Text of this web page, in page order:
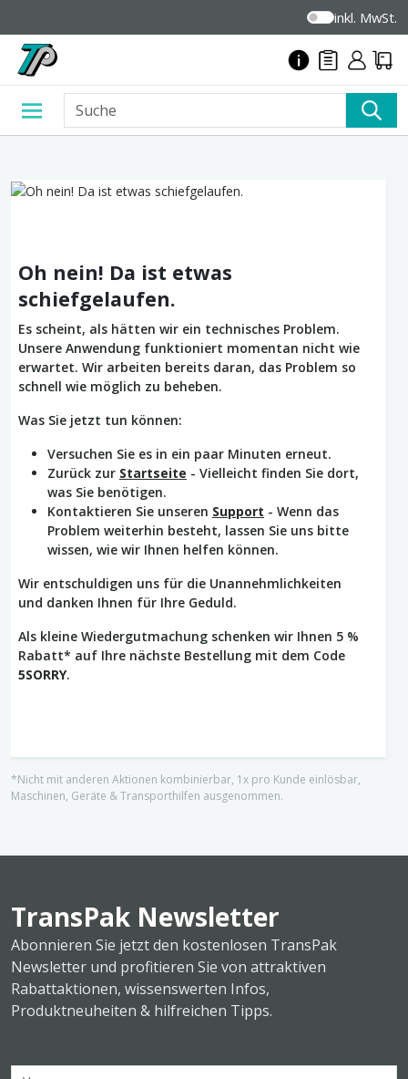
inkl. MwSt.
Oh nein! Da ist etwas
schiefgelaufen.
Es scheint, als hätten wir ein technisches Problem.
Unsere Anwendung funktioniert momentan nicht wie
erwartet. Wir arbeiten bereits daran, das Problem so
schnell wie möglich zu beheben.
Was Sie jetzt tun können:
Versuchen Sie es in ein paar Minuten erneut.
Zurück zur Startseite - Vielleicht finden Sie dort,
was Sie benötigen.
Kontaktieren Sie unseren Support - Wenn das
Problem weiterhin besteht, lassen Sie uns bitte
wissen, wie wir Ihnen helfen können.
Wir entschuldigen uns für die Unannehmlichkeiten
und danken Ihnen für Ihre Geduld.
Als kleine Wiedergutmachung schenken wir Ihnen 5 %
Rabatt* auf Ihre nächste Bestellung mit dem Code
5SORRY.
*Nicht mit anderen Aktionen kombinierbar, 1x pro Kunde einlösbar,
Maschinen, Geräte & Transporthilfen ausgenommen.
TransPak Newsletter
Abonnieren Sie jetzt den kostenlosen TransPak
Newsletter und profitieren Sie von attraktiven
Rabattaktionen, wissenswerten Infos,
Produktneuheiten & hilfreichen Tipps.